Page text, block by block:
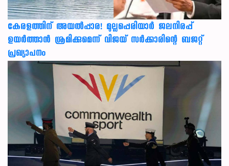
കേരളത്തിന് അ‌യൽപ്പാര! മുല്ലപ്പെരിയാർ ജലനിരപ്പ്
ഉയർത്താൻ ശ്രമിക്കുമെന്ന് വിജയ് സർക്കാരിന്റെ ബജറ്റ്
പ്രഖ്യാപനം